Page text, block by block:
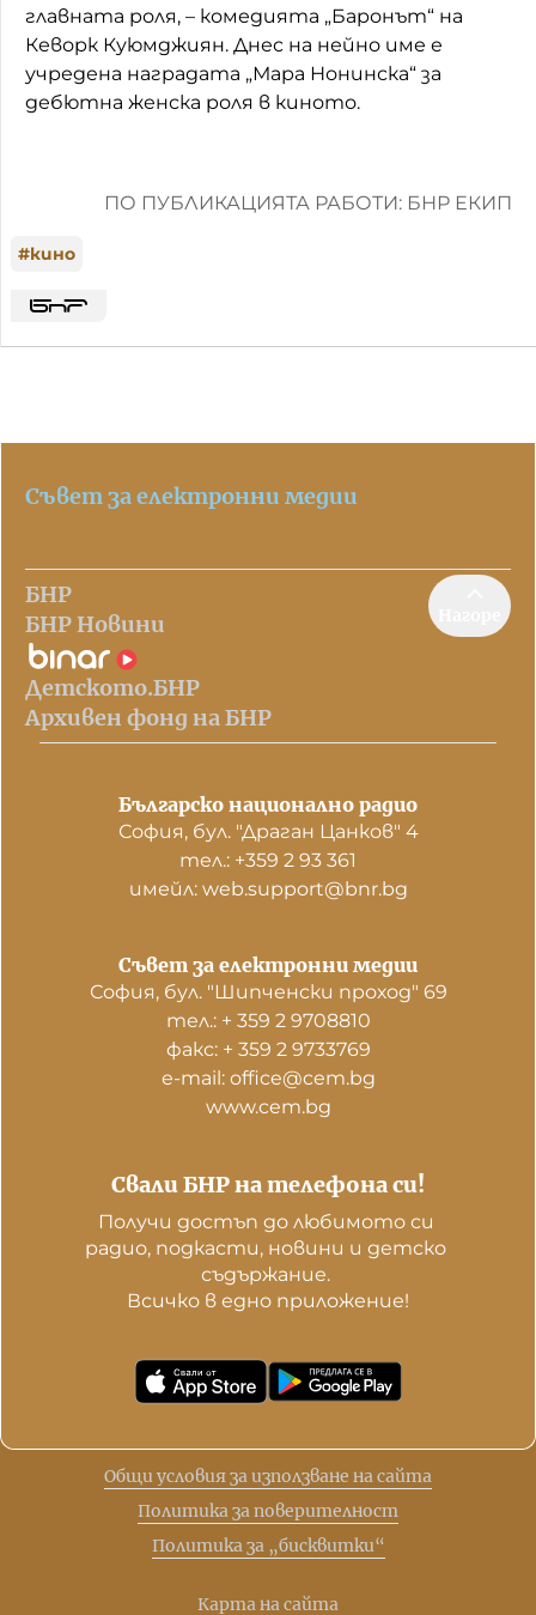
главната роля, – комедията „Баронът“ на
Кеворк Куюмджиян. Днес на нейно име е
учредена наградата „Мара Нонинска“ за
дебютна женска роля в киното.
ПО ПУБЛИКАЦИЯТА РАБОТИ: БНР ЕКИП
#кино
Съвет за електронни медии
БНР
БНР Новини
Детското.БНР
Архивен фонд на БНР
Българско национално радио
София, бул. "Драган Цанков" 4
тел.: +359 2 93 361
имейл: web.support@bnr.bg
Свали БНР на телефона си!
Получи достъп до любимото си
радио, подкасти, новини и детско
съдържание.
Всичко в едно приложение!
Съвет за електронни медии
София, бул. "Шипченски проход" 69
тел.: + 359 2 9708810
факс: + 359 2 9733769
е-mail: office@cem.bg
www.cem.bg
Общи условия за използване на сайта
Политика за поверителност
Политика за „бисквитки“
Карта на сайта